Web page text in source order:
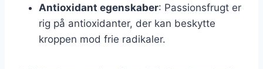
Antioxidant egenskaber: Passionsfrugt er
rig på antioxidanter, der kan beskytte
kroppen mod frie radikaler.